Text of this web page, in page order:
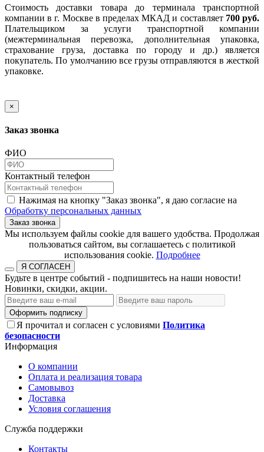
Стоимость доставки товара до терминала транспортной
компании в г. Москве в пределах МКАД и составляет 700 руб.
Плательщиком за услуги транспортной компании
(межтерминальная перевозка, дополнительная упаковка,
страхование груза, доставка по городу и др.) является
покупатель. По умолчанию все грузы отправляются в жесткой
упаковке.
×
Заказ звонка
ФИО
Контактный телефон
Нажимая на кнопку "Заказ звонка", я даю согласие на
Обработку персональных данных
Заказ звонка
​​​​​​​Мы используем файлы cookie для вашего удобства. Продолжая
пользоваться сайтом, вы соглашаетесь с политикой
использования cookie.​​​​​​​ Подробнее
Я СОГЛАСЕН
Будьте в центре событий - подпишитесь на наши новости!
Новинки, скидки, акции.
Оформить подписку
Я прочитал и согласен с условиями Политика
безопасности
Информация
О компании
Оплата и реализация товара
Самовывоз
Доставка
Условия соглашения
Служба поддержки
Контакты